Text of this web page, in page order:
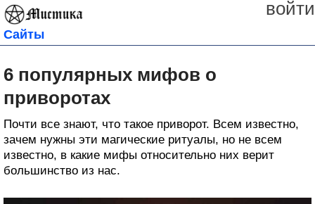
войти
Сайты
6 популярных мифов о
приворотах
Почти все знают, что такое приворот. Всем известно,
зачем нужны эти магические ритуалы, но не всем
известно, в какие мифы относительно них верит
большинство из нас.